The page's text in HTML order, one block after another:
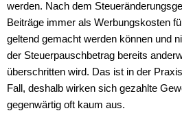
werden. Nach dem
Beiträge immer als Werbungskosten
geltend gemacht werden können und
der Steuerpauschbetrag bereits
überschritten wird. Das ist in der
Fall, deshalb wirken sich gezahlte
gegenwärtig oft kaum aus.